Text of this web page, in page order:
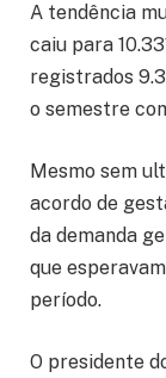
A tendência
caiu para
registrados
o semestre
Mesmo sem
acordo de
da demanda
que
período.
O presidente